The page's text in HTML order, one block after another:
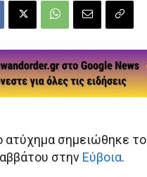
ατύχημα σημειώθηκε το
στην Εύβοια.